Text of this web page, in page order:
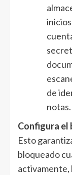
de
notas.
Configura el
Esto
bloqueado
activamente,